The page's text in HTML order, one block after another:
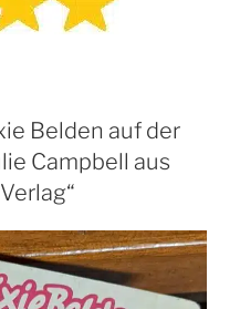
Belden auf der
Campbell aus